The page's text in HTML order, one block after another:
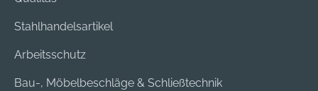
Stahlhandelsartikel
Arbeitsschutz
Bau-, Möbelbeschläge & Schließtechnik